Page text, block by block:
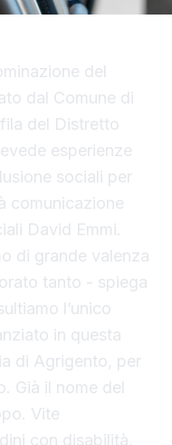
del
dal Comune di
del Distretto
esperienze
sociali per
comunicazione
David Emmi.
di grande valenza
tanto - spiega
l’unico
in questa
di Agrigento, per
Già il nome del
Vite
con disabilità,